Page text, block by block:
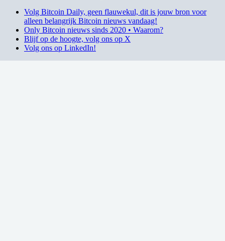
Volg Bitcoin Daily, geen flauwekul, dit is jouw bron voor
alleen belangrijk Bitcoin nieuws vandaag!
Only Bitcoin nieuws sinds 2020 • Waarom?
Blijf op de hoogte, volg ons op X
Volg ons op LinkedIn!